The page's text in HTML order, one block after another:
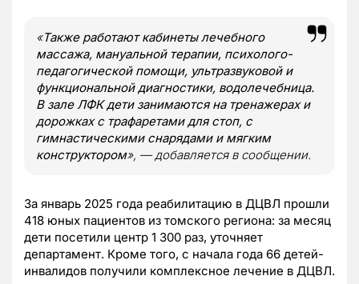
«Также работают кабинеты лечебного
массажа, мануальной терапии, психолого-
педагогической помощи, ультразвуковой и
функциональной диагностики, водолечебница.
В зале ЛФК дети занимаются на тренажерах и
дорожках с трафаретами для стоп, с
гимнастическими снарядами и мягким
конструктором», — добавляется в сообщении.
За январь 2025 года реабилитацию в ДЦВЛ прошли
418 юных пациентов из томского региона: за месяц
дети посетили центр 1 300 раз, уточняет
департамент. Кроме того, с начала года 66 детей-
инвалидов получили комплексное лечение в ДЦВЛ.